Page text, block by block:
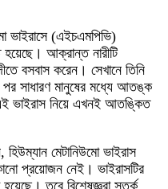
ভাইরাসে (এইচএমপিভি)
আক্রান্ত নারীটি
বসবাস করেন। সেখানে তিনি
সাধারণ মানুষের মধ্যে আতঙ্ক
ভাইরাস নিয়ে এখনই আতঙ্কিত
হিউম্যান মেটানিউমো ভাইরাস
প্রয়োজন নেই। ভাইরাসটির
তবে বিশেষজ্ঞরা সতর্ক